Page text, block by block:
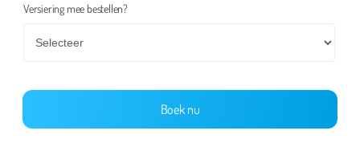
Versiering mee bestellen?
Boek nu